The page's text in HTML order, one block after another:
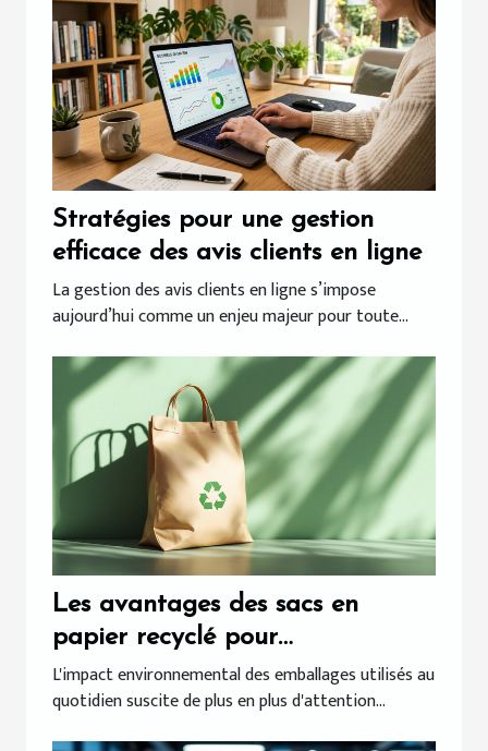
Stratégies pour une gestion
efficace des avis clients en ligne
La gestion des avis clients en ligne s’impose
aujourd’hui comme un enjeu majeur pour toute...
Les avantages des sacs en
papier recyclé pour
l'environnement
L'impact environnemental des emballages utilisés au
quotidien suscite de plus en plus d'attention...